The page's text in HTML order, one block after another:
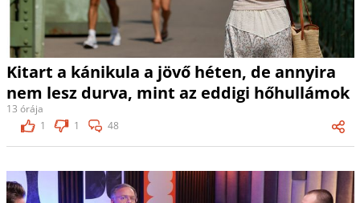
Kitart a kánikula a jövő héten, de annyira
nem lesz durva, mint az eddigi hőhullámok
13 órája
1
1 48